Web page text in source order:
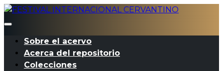
Sobre el acervo
Acerca del repositorio
Colecciones